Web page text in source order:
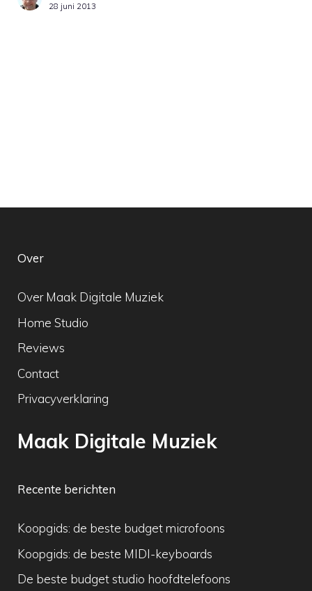
28 juni 2013
Over
Over Maak Digitale Muziek
Home Studio
Reviews
Contact
Privacyverklaring
Maak Digitale Muziek
Recente berichten
Koopgids: de beste budget microfoons
Koopgids: de beste MIDI-keyboards
De beste budget studio hoofdtelefoons